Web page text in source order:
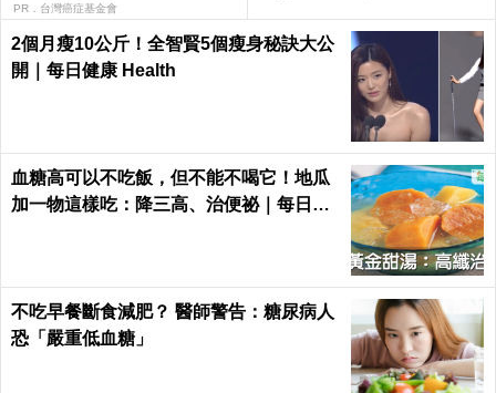
PR．台灣癌症基金會
2個月瘦10公斤！全智賢5個瘦身秘訣大公
開｜每日健康 Health
血糖高可以不吃飯，但不能不喝它！地瓜
加一物這樣吃：降三高、治便祕｜每日健
不吃早餐斷食減肥？ 醫師警告：糖尿病人
恐「嚴重低血糖」